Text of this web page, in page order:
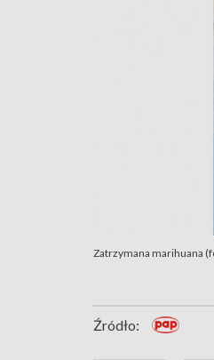
Zatrzymana marihuana
Źródło: